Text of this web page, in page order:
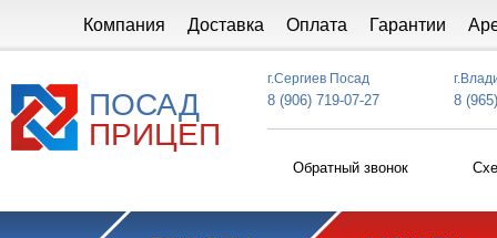
Компания Доставка Оплата Гарантии
ПОСАД
ПРИЦЕП
г.Сергиев Посад
8 (906) 719-07-27 8
Обратный звонок